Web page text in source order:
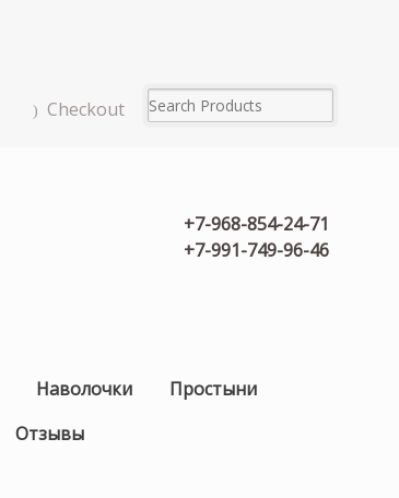
Checkout
+7-968-854-24-71
+7-991-749-96-46
Наволочки
Простыни
Отзывы